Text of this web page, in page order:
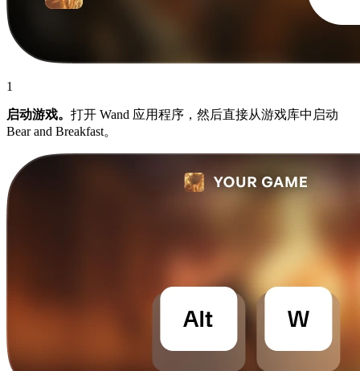
1
启动游戏。 打开 Wand 应用程序，然后直接从游戏库中启动
Bear and Breakfast。